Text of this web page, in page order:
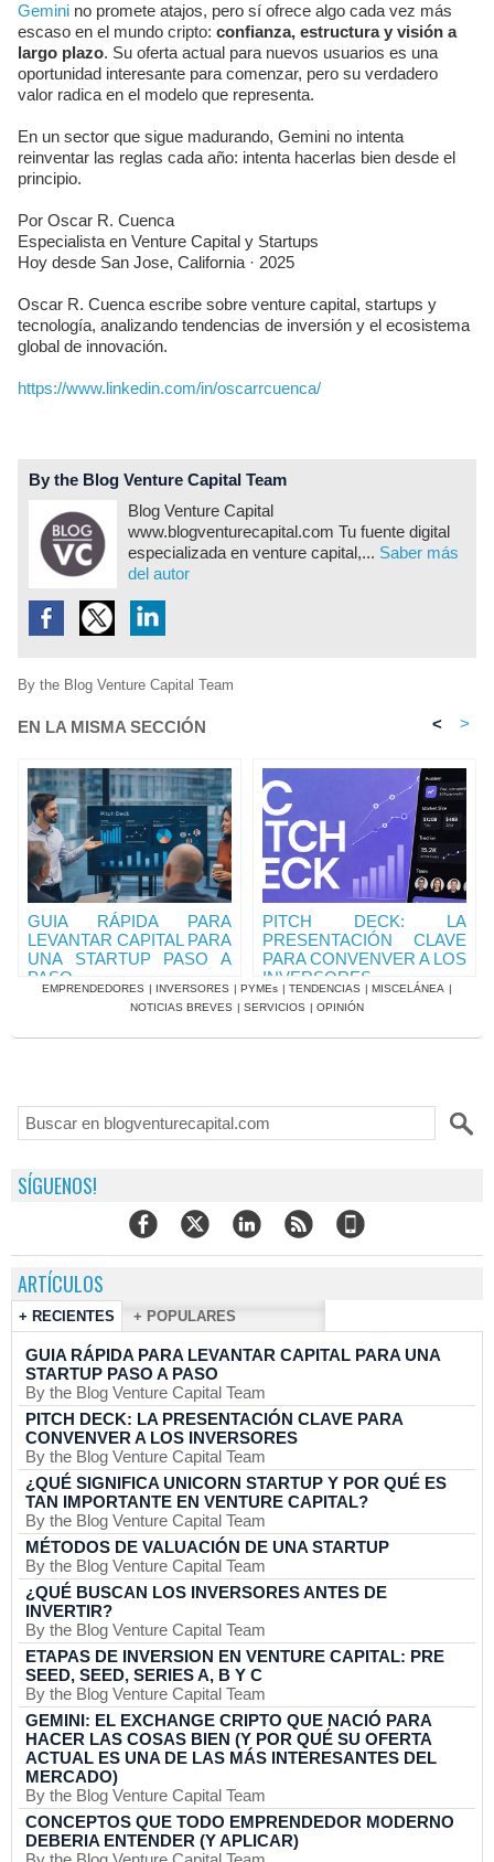
Gemini no promete atajos, pero sí ofrece algo cada vez más
escaso en el mundo cripto: confianza, estructura y visión a
largo plazo. Su oferta actual para nuevos usuarios es una
oportunidad interesante para comenzar, pero su verdadero
valor radica en el modelo que representa.
En un sector que sigue madurando, Gemini no intenta
reinventar las reglas cada año: intenta hacerlas bien desde el
principio.
Por Oscar R. Cuenca
Especialista en Venture Capital y Startups
Hoy desde San Jose, California · 2025
Oscar R. Cuenca escribe sobre venture capital, startups y
tecnología, analizando tendencias de inversión y el ecosistema
global de innovación.
https://www.linkedin.com/in/oscarrcuenca/
By the Blog Venture Capital Team
Blog Venture Capital
www.blogventurecapital.com Tu fuente digital
especializada en venture capital,... Saber más
del autor
By the Blog Venture Capital Team
EN LA MISMA SECCIÓN < >
GUIA RÁPIDA PARA
LEVANTAR CAPITAL PARA
UNA STARTUP PASO A
PASO
PITCH DECK: LA
PRESENTACIÓN CLAVE
PARA CONVENVER A LOS
INVERSORES
EMPRENDEDORES INVERSORES PYMEs TENDENCIAS MISCELÁNEA
NOTICIAS BREVES
SERVICIOS OPINIÓN
SÍGUENOS!
ARTÍCULOS
+ RECIENTES + POPULARES
GUIA RÁPIDA PARA LEVANTAR CAPITAL PARA UNA
STARTUP PASO A PASO
By the Blog Venture Capital Team
PITCH DECK: LA PRESENTACIÓN CLAVE PARA
CONVENVER A LOS INVERSORES
By the Blog Venture Capital Team
¿QUÉ SIGNIFICA UNICORN STARTUP Y POR QUÉ ES
TAN IMPORTANTE EN VENTURE CAPITAL?
By the Blog Venture Capital Team
MÉTODOS DE VALUACIÓN DE UNA STARTUP
By the Blog Venture Capital Team
¿QUÉ BUSCAN LOS INVERSORES ANTES DE
INVERTIR?
By the Blog Venture Capital Team
ETAPAS DE INVERSION EN VENTURE CAPITAL: PRE
SEED, SEED, SERIES A, B Y C
By the Blog Venture Capital Team
GEMINI: EL EXCHANGE CRIPTO QUE NACIÓ PARA
HACER LAS COSAS BIEN (Y POR QUÉ SU OFERTA
ACTUAL ES UNA DE LAS MÁS INTERESANTES DEL
MERCADO)
By the Blog Venture Capital Team
CONCEPTOS QUE TODO EMPRENDEDOR MODERNO
DEBERIA ENTENDER (Y APLICAR)